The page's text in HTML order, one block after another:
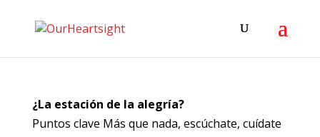
¿La estación de la alegría?
Puntos clave Más que nada, escúchate, cuídate